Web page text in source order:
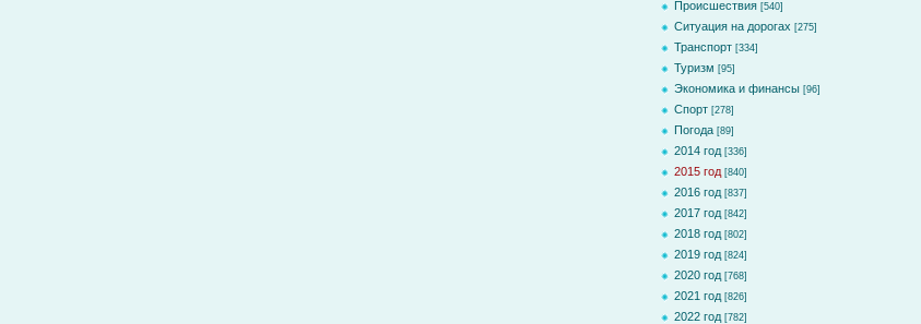
Происшествия [540]
Ситуация на дорогах [275]
Транспорт [334]
Туризм [95]
Экономика и финансы [96]
Спорт [278]
Погода [89]
2014 год [336]
2015 год [840]
2016 год [837]
2017 год [842]
2018 год [802]
2019 год [824]
2020 год [768]
2021 год [826]
2022 год [782]